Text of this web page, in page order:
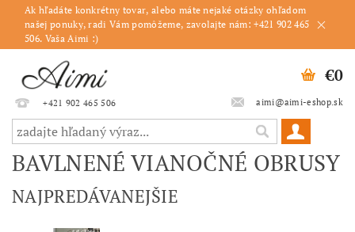
Ak hľadáte konkrétny tovar, alebo máte nejaké otázky ohľadom
našej ponuky, radi Vám pomôžeme, zavolajte nám: +421 902 465
506. Vaša Aimi :)
+421 902 465 506 aimi@aimi-eshop.sk
€0
BAVLNENÉ VIANOČNÉ OBRUSY
NAJPREDÁVANEJŠIE